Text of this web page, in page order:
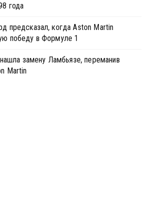
года
предсказал, когда Aston Martin
победу в Формуле 1
замену Ламбьязе, переманив
Martin